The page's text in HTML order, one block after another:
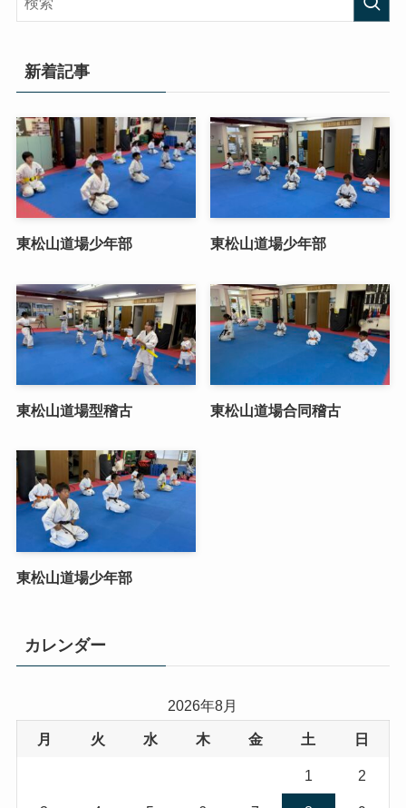
新着記事
東松山道場少年部 東松山道場少年部
東松山道場型稽古 東松山道場合同稽古
東松山道場少年部
カレンダー
2026年8月
月 火 水 木 金 土 日
1 2